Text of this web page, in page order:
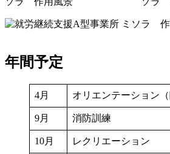
2021
年
月
14
年間予定
4月 オリエンテーション（
9月 消防訓練
10月 レクリエーション